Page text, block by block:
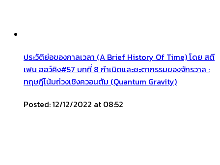
ประวัติย่อของกาลเวลา (A Brief History Of Time) โดย สตี
เฟน ฮอว์คิง#57 บทที่ 8 กำเนิดและชะตากรรมของจักรวาล :
ทฤษฎีโน้มถ่วงเชิงควอนตัม (Quantum Gravity)
Posted: 12/12/2022 at 08:52